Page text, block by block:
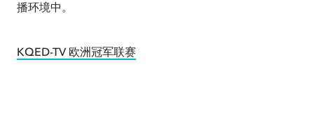
播环境中。
KQED-TV 欧洲冠军联赛